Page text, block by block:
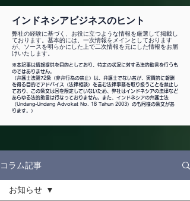
インドネシアビジネスのヒント
弊社の経験に基づく、お役に立つような情報を厳選して掲載し
ております。基本的には、一次情報をメインとしております
が、ソースを明らかにした上で二次情報を元にした情報をお届
けいたします。
※本記事は情報提供を目的としており、特定の状況に対する法的助言を行うも
のではありません。
（弁護士法第72条（非弁行為の禁止）は、弁護士でない者が、実質的に報酬
を得る目的でアドバイス（法律相談）を含む法律事務を取り扱うことを禁止し
ており、この条文は国を限定していないため、弊社はインドネシアの法律など
あらゆる法的助言は行なっておりません。また、インドネシアの弁護士法
（Undang-Undang Advokat No. 18 Tahun 2003）のも同様の条文があ
ります。）
コラム記事
お知らせ